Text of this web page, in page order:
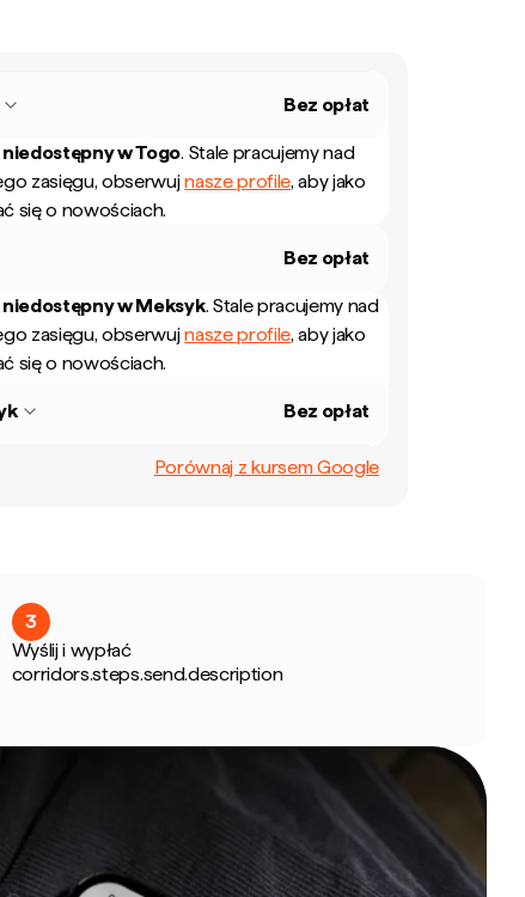
Bez opłat
wTogo. Stale pracujemy nad
zasięgu, obserwujnasze profile, aby jako
się o nowościach.
Bez opłat
wMeksyk. Stale pracujemy nad
zasięgu, obserwujnasze profile, aby jako
się o nowościach.
Bez opłat
Porównaj z kursem Google
3
Wyślij i wypłać
corridors.steps.send.description